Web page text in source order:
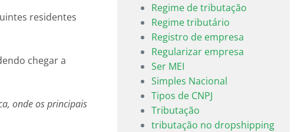
residentes
chegar a
onde os principais
Regime de tributação
Regime tributário
Registro de empresa
Regularizar empresa
Ser MEI
Simples Nacional
Tipos de CNPJ
Tributação
tributação no dropshipping